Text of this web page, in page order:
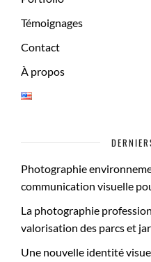
Témoignages
Contact
À propos
Photographie
communication visuelle
La photographie
valorisation des parcs et
Une nouvelle identité